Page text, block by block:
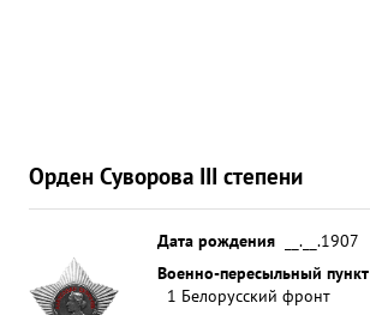
Орден Суворова III степени
Дата рождения
__.__.1907
Военно-пересыльный пункт
1 Белорусский фронт